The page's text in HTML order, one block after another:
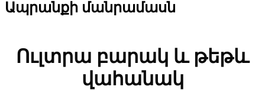
Ապրանքի մանրամասն
Ուլտրա բարակ և թեթև
վահանակ